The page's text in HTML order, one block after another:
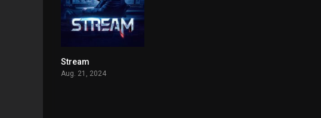
Stream
Aug. 21, 2024